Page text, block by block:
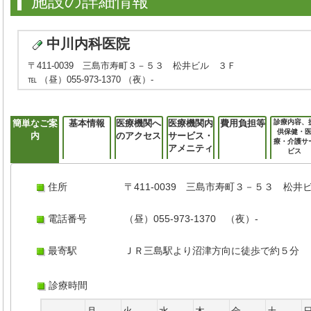
中川内科医院
〒411-0039 三島市寿町３－５３ 松井ビル ３Ｆ
℡ （昼）055-973-1370 （夜）-
簡単なご案
内
基本情報
医療機関へ
のアクセス
医療機関内
サービス・
アメニティ
費用負担等
診療内容、
供保健・
療・介護サ
ビス
住所 〒411-0039 三島市寿町３－５３ 松井
電話番号 （昼）055-973-1370 （夜）-
最寄駅 ＪＲ三島駅より沼津方向に徒歩で約５分
診療時間